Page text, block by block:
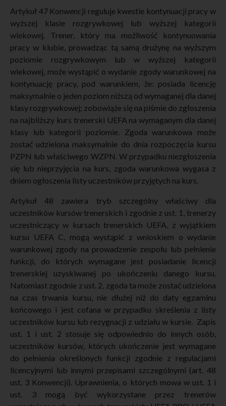
Artykuł 47 Konwencji reguluje kwestie kontynuacji pracy w
wyższej klasie rozgrywkowej lub wyższej kategorii
wiekowej. Trener, który ma możliwość kontynuowania
pracy w klubie, prowadząc tą samą drużynę na wyższym
poziomie rozgrywkowym lub w wyższej kategorii
wiekowej, może wystąpić o wydanie zgody warunkowej na
kontynuację pracy, pod warunkiem, że: posiada licencję
maksymalnie o jeden poziom niższą od wymaganej dla danej
klasy rozgrywkowej; zobowiąże się na piśmie do zgłoszenia
na najbliższy kurs trenerski UEFA na wymaganym dla danej
klasy lub kategorii poziomie. Zgoda warunkowa może
zostać udzielona maksymalnie do dnia rozpoczęcia kursu
PZPN lub właściwego WZPN. W przypadku niezgłoszenia
się lub nieprzyjęcia na kurs, zgoda warunkowa wygasa z
dniem ogłoszenia listy uczestników przyjętych na kurs.
Artykuł 48 zawiera tryb szczególny właściwy dla
uczestników kursów trenerskich i zgodnie z ust. 1, trenerzy
uczestniczący w kursach trenerskich UEFA, z wyjątkiem
kursu UEFA C, mogą wystąpić z wnioskiem o wydanie
warunkowej zgody na prowadzenie zespołu lub pełnienie
funkcji, do których wymagane jest posiadanie licencji
trenerskiej uzyskiwanej po ukończeniu danego kursu.
Natomiast zgodnie z ust. 2, zgoda ta może zostać udzielona
na czas trwania kursu, nie dłużej niż do daty egzaminu
końcowego i jest cofana w przypadku skreślenia z listy
uczestników kursu lub rezygnacji z udziału w kursie. Zapis
ust. 1 i ust. 2 stosuje się odpowiednio do innych osób,
uczestników kursów, których ukończenie jest wymagane
do pełnienia określonych funkcji zgodnie z regulacjami
licencyjnymi lub innymi przepisami szczególnymi (art. 48
ust. 3 Konwencji). Uprawnienia, o których mowa w ust. 1 i
ust. 3 mogą być wykorzystane przez trenerów